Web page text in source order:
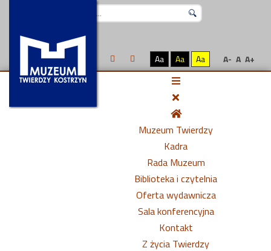
Aa Aa Aa A- A A+
Muzeum Twierdzy
Kadra
Rada Muzeum
Biblioteka i czytelnia
Oferta wydawnicza
Sala konferencyjna
Kontakt
Z życia Twierdzy